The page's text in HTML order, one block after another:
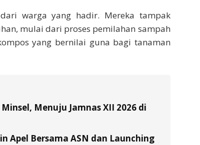
warga yang hadir. Mereka tampak
mulai dari proses pemilahan sampah
yang bernilai guna bagi tanaman
Menuju Jamnas XII 2026 di
Apel Bersama ASN dan Launching